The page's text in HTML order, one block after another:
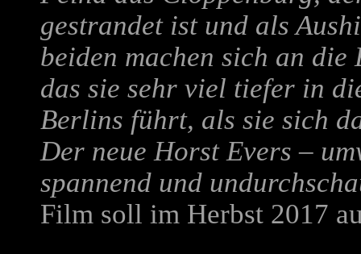
gestrandet ist und als
beiden machen sich an die
das sie sehr viel tiefer in
Berlins führt, als sie sich
Der neue Horst Evers –
spannend und
Film soll im Herbst 2017